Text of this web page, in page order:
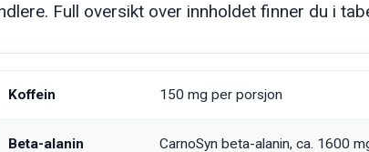
Full oversikt over innholdet finner du i
Koffein 150 mg per porsjon
Beta-alanin CarnoSyn beta-alanin, ca. 1600